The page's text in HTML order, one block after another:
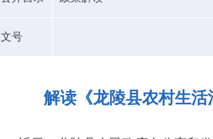
文号
解读《龙陵县农村生